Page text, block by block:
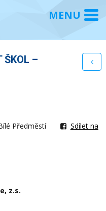
ŠKOL –
Předměstí
Sdílet na
z.s.